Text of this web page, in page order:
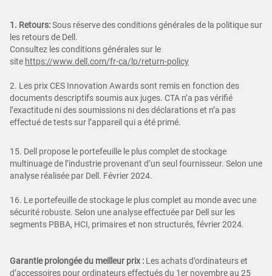
1. Retours:Sous réserve des conditions générales de la politique sur
les retours de Dell.
Consultez les conditions générales sur le
site https://www.dell.com/fr-ca/lp/return-policy
2. Les prix CES Innovation Awards sont remis en fonction des
documents descriptifs soumis aux juges. CTA n’a pas vérifié
l’exactitude ni des soumissions ni des déclarations et n’a pas
effectué de tests sur l’appareil qui a été primé.
15. Dell propose le portefeuille le plus complet de stockage
multinuage de l’industrie provenant d’un seul fournisseur. Selon une
analyse réalisée par Dell. Février 2024.
16. Le portefeuille de stockage le plus complet au monde avec une
sécurité robuste. Selon une analyse effectuée par Dell sur les
segments PBBA, HCI, primaires et non structurés, février 2024.
Garantie prolongée du meilleur prix : Les achats d’ordinateurs et
d’accessoires pour ordinateurs effectués du 1er novembre au 25